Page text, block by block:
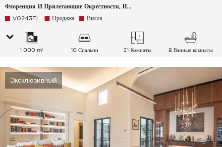
Флоренция И Прилегающие Окрестности, Италия
V0243FL
Продажа Вилла
1 000 m² 10 Спальни 21 Комнаты 8 Ванные комнаты
Эксклюзивный